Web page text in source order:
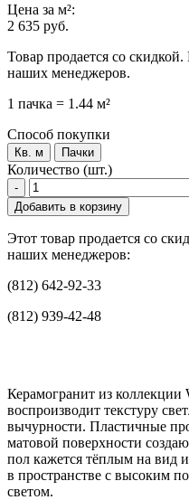
Цена за м²:
2 635 руб.
Товар продается со
наших менеджеров.
1 пачка = 1.44 м²
Способ покупки
Кв. м Пачки
Количество (шт.)
-
Добавить в корзину
Этот товар продается со
наших менеджеров:
(812) 642-92-33
(812) 939-42-48
Керамогранит из
воспроизводит текстуру
вычурности. Пластичные
матовой поверхности
пол кажется тёплым на вид
в пространстве с высоким
светом.